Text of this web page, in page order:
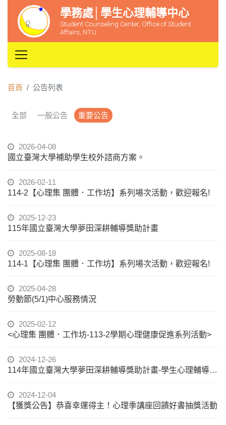
學務處│學生心理輔導中心
Student Counseling Center, Office of Student
Affairs, NTU
首頁 公告列表
全部 一般公告 重要公告
2026-04-08
國立臺灣大學補助學生校外諮商方案。
2026-02-11
114-2【心理集 團體．工作坊】系列場次活動，歡迎報名!
2025-12-23
115年國立臺灣大學夢田深耕輔導獎助計畫
2025-08-18
114-1【心理集 團體．工作坊】系列場次活動，歡迎報名!
2025-04-28
勞動節(5/1)中心服務情況
2025-02-12
<心理集 團體．工作坊-113-2學期心理健康促進系列活動>
2024-12-26
114年國立臺灣大學夢田深耕輔導獎助計畫-學生心理輔導中心
2024-12-04
【獲獎公告】恭喜幸運得主！心理季講座回饋好書抽獎活動